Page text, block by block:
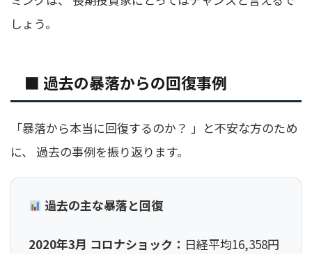
しょう。
■ 過去の暴落からの回復事例
「暴落から本当に回復するのか？ 」と不安な方のため
に、 過去の事例を振り返ります。
過去の主な暴落と回復
2020年3月 コロナショック： 日経平均16,358円